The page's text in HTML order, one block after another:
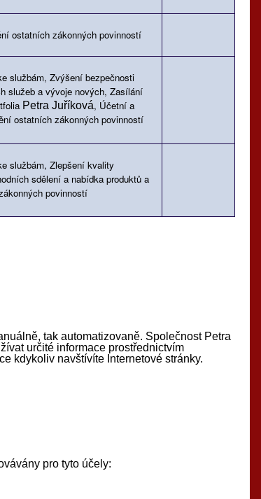
ostatních zákonných povinností
službám, Zvýšení bezpečnosti
služeb a vývoje nových, Zasílání
Petra Juříková, Účetní a
ostatních zákonných povinností
službám, Zlepšení kvality
sdělení a nabídka produktů a
povinností
tak automatizovaně. Společnost Petra
určité informace prostřednictvím
kdykoliv navštívíte Internetové stránky.
pro tyto účely: